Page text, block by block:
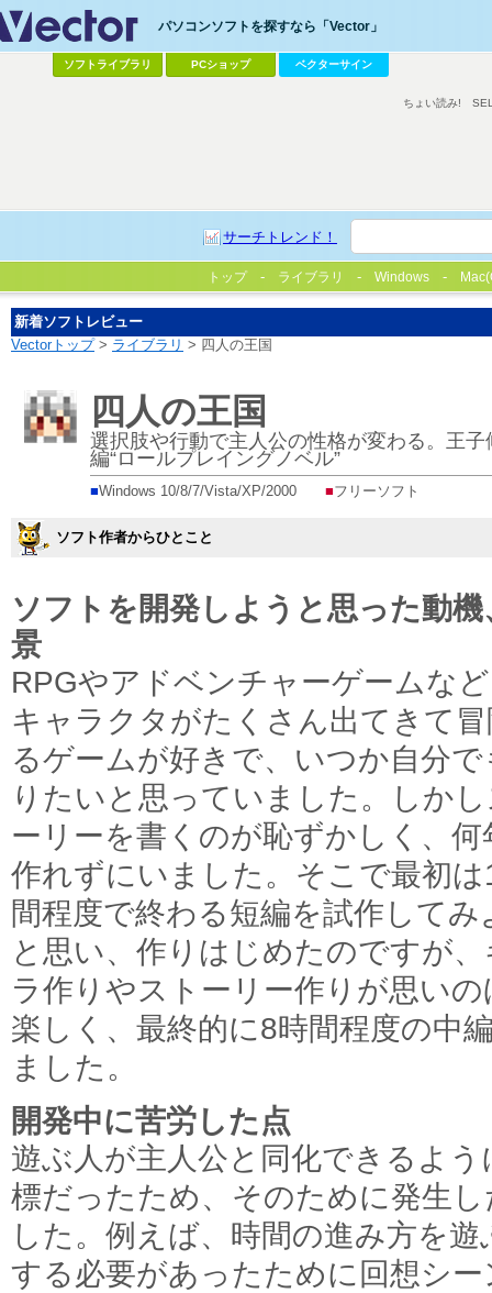
パソコンソフトを探すなら「Vector」
ソフトライブラリ PCショップ ベクターサイン
サーチトレンド！
ちょい読み!
トップ ライブラリ Windows
新着ソフトレビュー
Vectorトップ> ライブラリ > 四人の王国
四人の王国
選択肢や行動で主人公の性格が変わる。王
編“ロールプレイングノベル”
■Windows 10/8/7/Vista/XP/2000 ■フリーソフト
ソフト作者からひとこと
ソフトを開発しようと思った動機
景
RPGやアドベンチャーゲームな
キャラクタがたくさん出てきて
るゲームが好きで、いつか自分で
りたいと思っていました。しか
ーリーを書くのが恥ずかしく、何
作れずにいました。そこで最初は
間程度で終わる短編を試作してみ
と思い、作りはじめたのですが
ラ作りやストーリー作りが思いの
楽しく、最終的に8時間程度の中
ました。
開発中に苦労した点
遊ぶ人が主人公と同化できるよ
標だったため、そのために発生
した。例えば、時間の進み方を
する必要があったために回想シ